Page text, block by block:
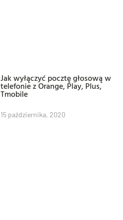
Jak wyłączyć pocztę głosową w
telefonie z Orange, Play, Plus,
Tmobile
15 października, 2020